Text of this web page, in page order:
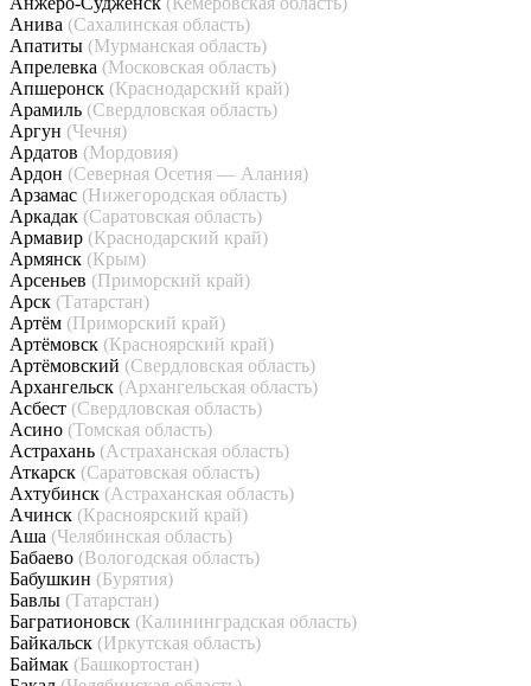
Анива (Сахалинская область)
Апатиты (Мурманская область)
Апрелевка (Московская область)
Апшеронск (Краснодарский край)
Арамиль (Свердловская область)
Аргун (Чечня)
Ардатов (Мордовия)
Ардон (Северная Осетия — Алания)
Арзамас (Нижегородская область)
Аркадак (Саратовская область)
Армавир (Краснодарский край)
Армянск (Крым)
Арсеньев (Приморский край)
Арск (Татарстан)
Артём (Приморский край)
Артёмовск (Красноярский край)
Артёмовский (Свердловская область)
Архангельск (Архангельская область)
Асбест (Свердловская область)
Асино (Томская область)
Астрахань (Астраханская область)
Аткарск (Саратовская область)
Ахтубинск (Астраханская область)
Ачинск (Красноярский край)
Аша (Челябинская область)
Бабаево (Вологодская область)
Бабушкин (Бурятия)
Бавлы (Татарстан)
Багратионовск (Калининградская область)
Байкальск (Иркутская область)
Баймак (Башкортостан)